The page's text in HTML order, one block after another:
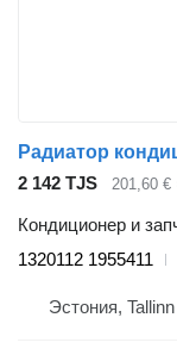
2 142 TJS 201,60 €
Кондиционер и
1320112 1955411
Эстония, Tallinn